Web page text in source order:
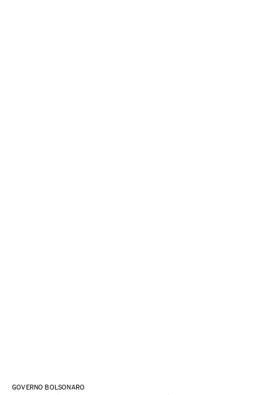
GOVERNO BOLSONARO